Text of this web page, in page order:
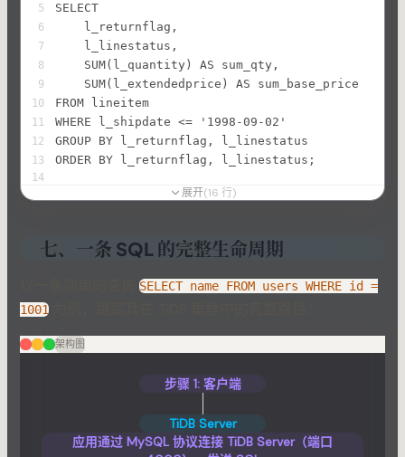
5 SELECT
6
    l_returnflag,
7
    l_linestatus,
8
    SUM(l_quantity) AS sum_qty,
9
    SUM(l_extendedprice) AS sum_base_price
10 FROM lineitem
11 WHERE l_shipdate <= '1998-09-02'
12 GROUP BY l_returnflag, l_linestatus
13 ORDER BY l_returnflag, l_linestatus;
14
15
-- 在 EXPLAIN 中可以看到 ExchangeSender/
展开(16 行)
七、一条 SQL 的完整生命周期
SELECT name FROM users WHERE id =
1001为例，跟踪其在 TiDB 集群中的完整路径：
架构图
步骤 1: 客户端
TiDB Server
应用通过 MySQL 协议连接 TiDB Server（端口